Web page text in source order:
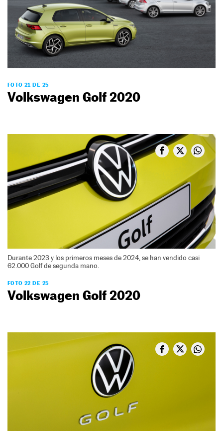
FOTO 21 DE 25
Volkswagen Golf 2020
Durante 2023 y los primeros meses de 2024, se han vendido casi
62.000 Golf de segunda mano.
FOTO 22 DE 25
Volkswagen Golf 2020